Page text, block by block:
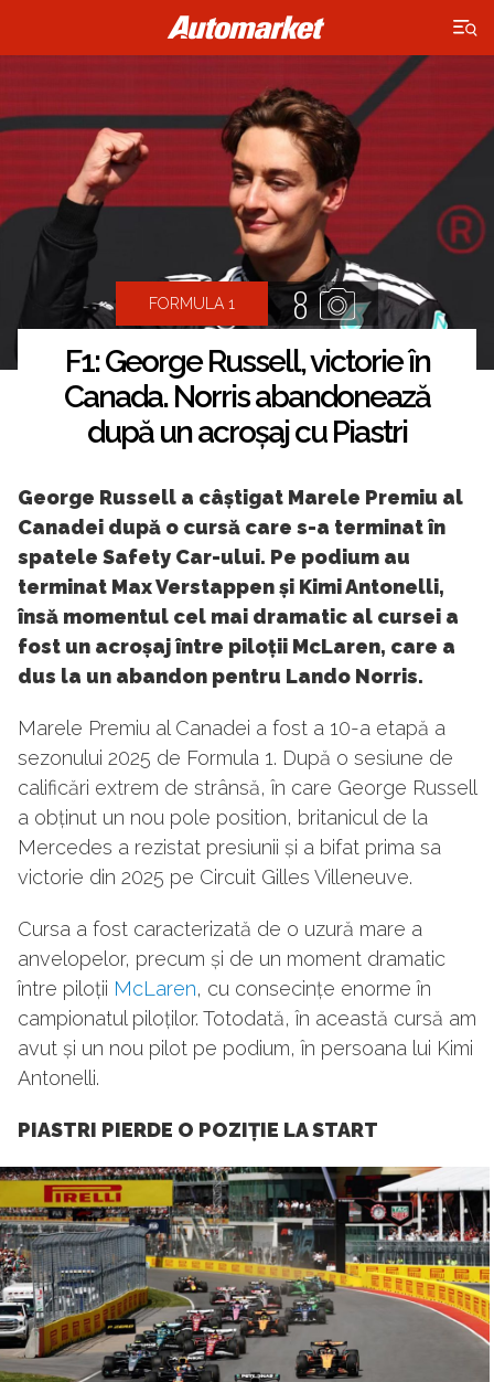
×
FORMULA 1 8
F1: George Russell, victorie în
Canada. Norris abandonează
după un acroșaj cu Piastri
George Russell a câștigat Marele Premiu al
Canadei după o cursă care s-a terminat în
spatele Safety Car-ului. Pe podium au
terminat Max Verstappen și Kimi Antonelli,
însă momentul cel mai dramatic al cursei a
fost un acroșaj între piloții McLaren, care a
dus la un abandon pentru Lando Norris.
Marele Premiu al Canadei a fost a 10-a etapă a
sezonului 2025 de Formula 1. După o sesiune de
calificări extrem de strânsă, în care George Russell
a obținut un nou pole position, britanicul de la
Mercedes a rezistat presiunii și a bifat prima sa
victorie din 2025 pe Circuit Gilles Villeneuve.
Cursa a fost caracterizată de o uzură mare a
anvelopelor, precum și de un moment dramatic
între piloții McLaren, cu consecințe enorme în
campionatul piloților. Totodată, în această cursă am
avut și un nou pilot pe podium, în persoana lui Kimi
Antonelli.
PIASTRI PIERDE O POZIȚIE LA START